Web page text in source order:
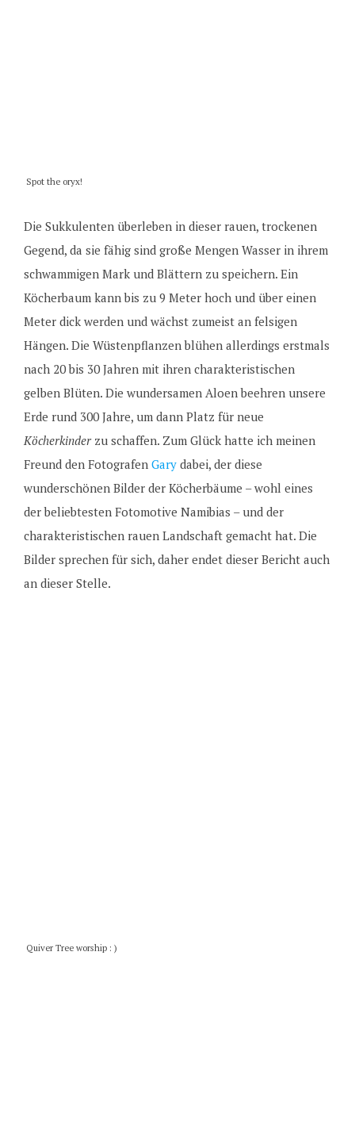
Spot the oryx!
Die Sukkulenten überleben in dieser rauen, trockenen
Gegend, da sie fähig sind große Mengen Wasser in ihrem
schwammigen Mark und Blättern zu speichern. Ein
Köcherbaum kann bis zu 9 Meter hoch und über einen
Meter dick werden und wächst zumeist an felsigen
Hängen. Die Wüstenpflanzen blühen allerdings erstmals
nach 20 bis 30 Jahren mit ihren charakteristischen
gelben Blüten. Die wundersamen Aloen beehren unsere
Erde rund 300 Jahre, um dann Platz für neue
Köcherkinderzu schaffen. Zum Glück hatte ich meinen
Freund den Fotografen Gary dabei, der diese
wunderschönen Bilder der Köcherbäume – wohl eines
der beliebtesten Fotomotive Namibias – und der
charakteristischen rauen Landschaft gemacht hat. Die
Bilder sprechen für sich, daher endet dieser Bericht auch
an dieser Stelle.
Quiver Tree worship : )